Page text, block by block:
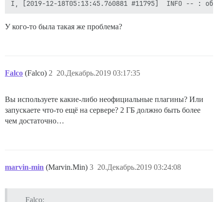
У кого-то была такая же проблема?
Falco (Falco) 20.Декабрь.2019 03:17:35
2
Вы используете какие-либо неофициальные плагины? Или
запускаете что-то ещё на сервере? 2 ГБ должно быть более
чем достаточно…
marvin-min (Marvin.Min) 20.Декабрь.2019 03:24:08
3
Falco: